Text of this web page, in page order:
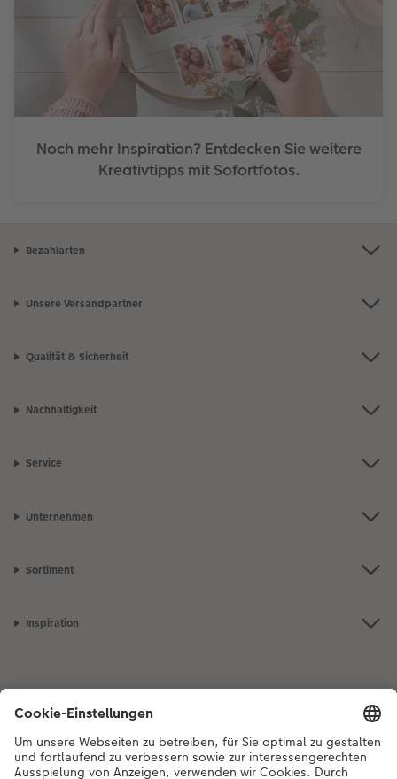
Noch mehr Inspiration? Entdecken Sie weitere
Kreativtipps mit Sofortfotos.
Bezahlarten
Unsere Versandpartner
Qualität & Sicherheit
Nachhaltigkeit
Service
Unternehmen
Sortiment
Inspiration
Bei Fragen zu Produkten oder der Bestellung können Sie uns gerne von